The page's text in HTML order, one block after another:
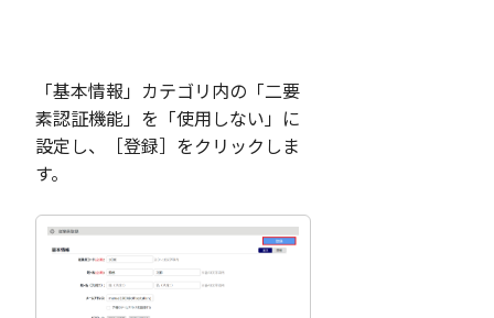
「基本情報」カテゴリ内の「二要
素認証機能」を「使用しない」に
設定し、［登録］をクリックしま
す。